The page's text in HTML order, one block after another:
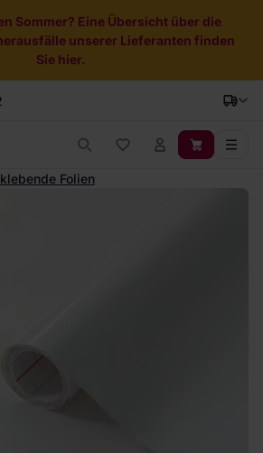
Sommer? Eine Übersicht über die
unserer Lieferanten finden
Sie hier.
Folien